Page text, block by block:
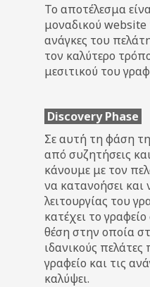
Το αποτέλεσμα
μοναδικού website
ανάγκες του
τον καλύτερο
μεσιτικού του
Discovery Phase
Σε αυτή τη φάση
από συζητήσεις
κάνουμε με τον
να κατανοήσει
λειτουργίας του
κατέχει το
θέση στην οποία
ιδανικούς πελάτες
γραφείο και τις
καλύψει.